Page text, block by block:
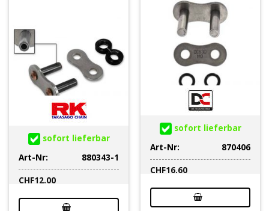
sofort lieferbar
Art-Nr:
880343-1
CHF12.00
sofort lieferbar
Art-Nr:
870406
CHF16.60